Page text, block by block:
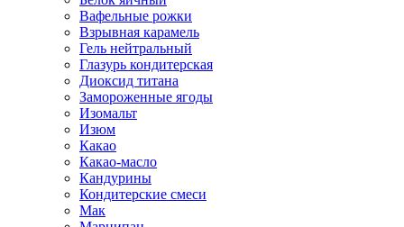
Вафельные рожки
Взрывная карамель
Гель нейтральный
Глазурь кондитерская
Диоксид титана
Замороженные ягоды
Изомальт
Изюм
Какао
Какао-масло
Кандурины
Кондитерские смеси
Мак